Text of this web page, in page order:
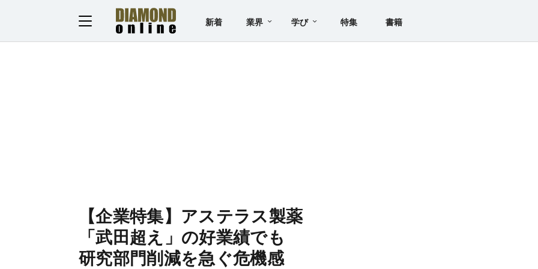
新着 業界 学び 特集 書籍
【企業特集】アステラス製薬
「武田超え」の好業績でも
研究部門削減を急ぐ危機感